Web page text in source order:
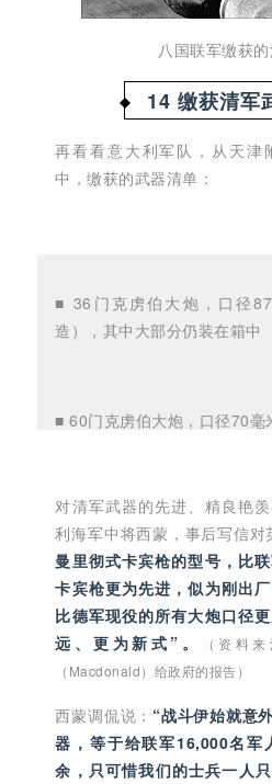
八国联军缴获
14 缴获清军
再看看意大利军队，从天津
中，缴获的武器清单：
■ 36门克虏伯大炮，口径
造），其中大部分仍装在箱中
■ 60门克虏伯大炮，口径70毫
■ 42门诺尔登费尔德式速射机
■ 42门诺尔登费尔德式机关炮
为上海机器局制造，口径37毫
对清军武器的先进、精良艳
利海军中将西蒙，事后写信对
曼里彻式卡宾枪的型号，比
卡宾枪更为先进，似为刚出
比德军现役的所有大炮口径
远、更为新式”。
（资料
（Macdonald）给政府的报告）
西蒙调侃说： “战斗伊始就意
器，等于给联军16,000名军
余，只可惜我们的士兵一人